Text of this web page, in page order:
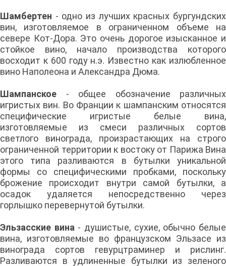
Шамбертен - одно из лучших красных бургундских
вин, изготовляемое в ограниченном объеме на
севере Кот-Дора. Это очень дорогое изысканное и
стойкое вино, начало производства которого
восходит к 600 году н.э. Известно как излюбленное
вино Наполеона и Александра Дюма.
Шампанское - общее обозначение различных
игристых вин. Во Франции к шампанским относятся
специфические игристые белые вина,
изготовляемые из смеси различных сортов
светлого винограда, произрастающих на строго
ограниченной территории к востоку от Парижа Вина
этого типа разливаются в бутылки уникальной
формы со специфическими пробками, поскольку
брожение происходит внутри самой бутылки, а
осадок удаляется непосредственно через
горлышко перевернутой бутылки.
Эльзасские вина- душистые, сухие, обычно белые
вина, изготовляемые во французском Эльзасе из
винограда сортов гевурцтраминер и рислинг.
Разливаются в удлиненные бутылки из зеленого